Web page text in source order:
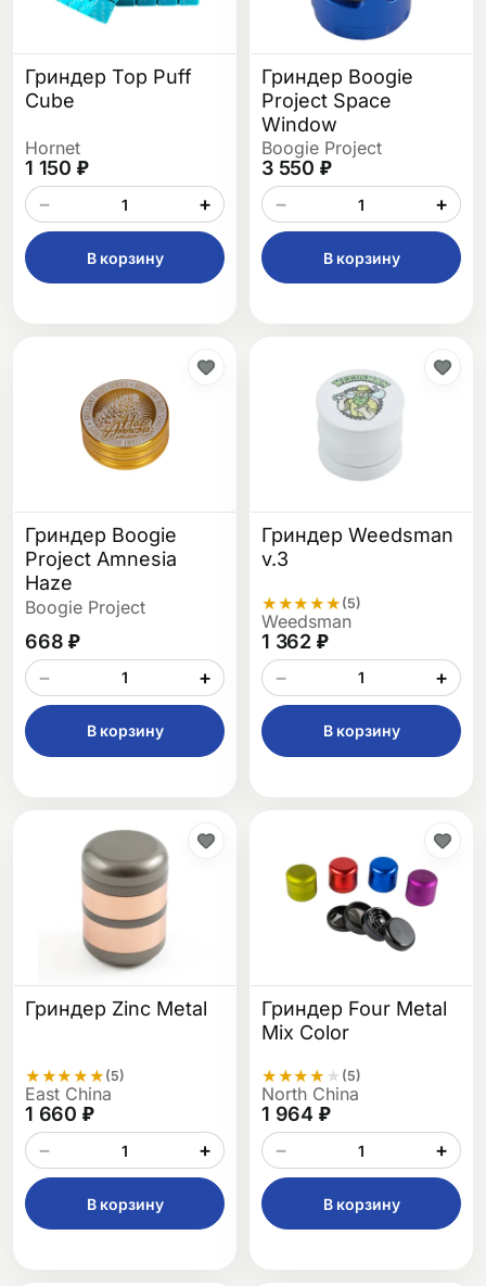
Гриндер Top Puff
Cube
Hornet
1 150 ₽
−
+
В корзину
Гриндер Boogie
Project Space
Window
Boogie Project
3 550 ₽
−
+
В корзину
Гриндер Boogie
Project Amnesia
Haze
Boogie Project
668 ₽
−
+
В корзину
Гриндер Weedsman
v.3
★★★★★ (5)
Weedsman
1 362 ₽
−
+
В корзину
Гриндер Zinc Metal
★★★★★ (5)
East China
1 660 ₽
−
+
В корзину
Гриндер Four Metal
Mix Color
★★★★ ★ (5)
North China
1 964 ₽
−
+
В корзину